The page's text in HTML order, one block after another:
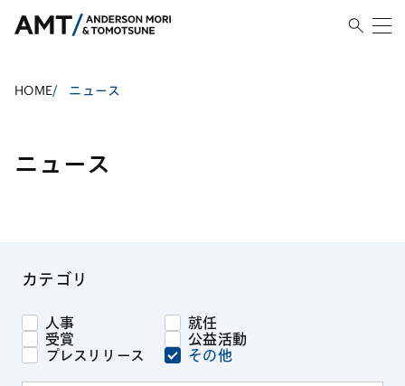
HOME/ ニュース
ニュース
カテゴリ
人事
就任
受賞
公益活動
プレスリリース
その他